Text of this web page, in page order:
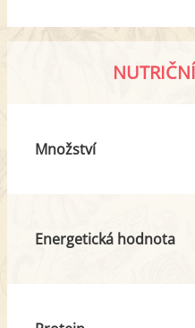
Množství
Energetická hodnota